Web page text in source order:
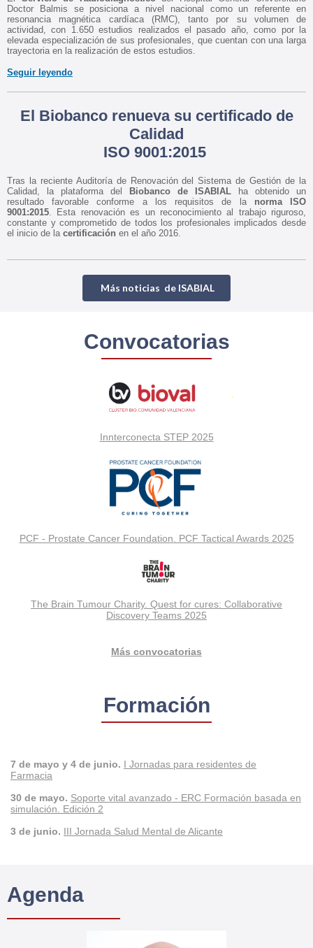
Doctor Balmis se posiciona a nivel nacional como un referente en
resonancia magnética cardíaca (RMC), tanto por su volumen de
actividad, con 1.650 estudios realizados el pasado año, como por la
elevada especialización de sus profesionales, que cuentan con una larga
trayectoria en la realización de estos estudios.
Seguir leyendo
El Biobanco renueva su certificado de
Calidad
ISO 9001:2015
Tras la reciente Auditoría de Renovación del Sistema de Gestión de la
Calidad, la plataforma del
Biobanco de ISABIAL ha obtenido un
resultado favorable conforme a los requisitos de la norma ISO
9001:2015. Esta renovación es un reconocimiento al trabajo riguroso,
constante y comprometido de todos los profesionales implicados desde
el inicio de la certificación en el año 2016.
Más noticias de ISABIAL
Convocatorias
Innterconecta STEP 2025
PCF - Prostate Cancer Foundation. PCF Tactical Awards 2025
The Brain Tumour Charity. Quest for cures: Collaborative
Discovery Teams 2025
Más convocatorias
Formación
7 de mayo y 4 de junio. I Jornadas para residentes de
Farmacia
30 de mayo. Soporte vital avanzado - ERC Formación basada en
simulación. Edición 2
3 de junio. III Jornada Salud Mental de Alicante
Agenda